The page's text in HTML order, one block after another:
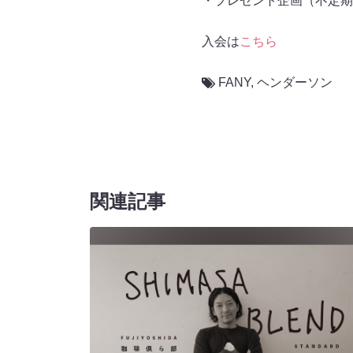
入会はこちら
FANY, ヘンダーソン
関連記事